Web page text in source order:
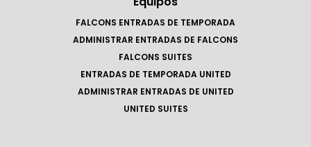
FALCONS ENTRADAS DE TEMPORADA
ADMINISTRAR ENTRADAS DE FALCONS
FALCONS SUITES
ENTRADAS DE TEMPORADA UNITED
ADMINISTRAR ENTRADAS DE UNITED
UNITED SUITES